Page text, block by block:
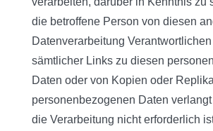
die betroffene Person von diesen
Datenverarbeitung
sämtlicher Links zu diesen
Daten oder von Kopien oder
personenbezogenen Daten
die Verarbeitung nicht erforderlich